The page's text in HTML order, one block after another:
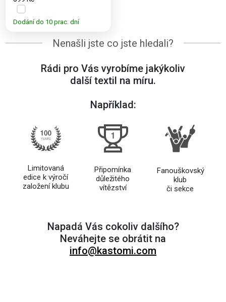
Dodání do 10 prac. dní
Nenašli jste co jste hledali?
Rádi pro Vás vyrobíme jakýkoliv
další textil na míru.
Například:
Limitovaná
edice k výročí
založení klubu
Připomínka
důležitého
vítězství
Fanouškovský
klub
či sekce
Napadá Vás cokoliv dalšího?
Neváhejte se obrátit na
info@kastomi.com